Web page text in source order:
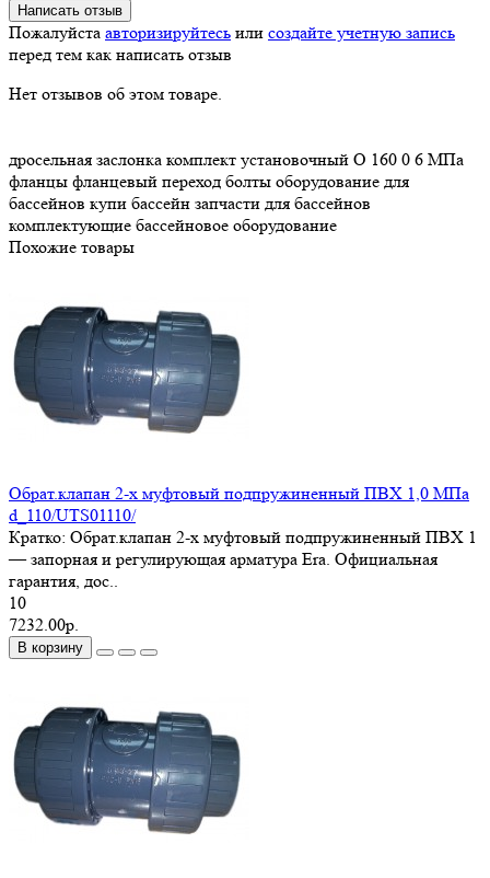
Написать отзыв
Пожалуйста авторизируйтесь или создайте учетную запись
перед тем как написать отзыв
Нет отзывов об этом товаре.
дросельная заслонка комплект установочный O 160 0 6 МПа
фланцы фланцевый переход болты оборудование для
бассейнов купи бассейн запчасти для бассейнов
комплектующие бассейновое оборудование
Похожие товары
Обрат.клапан 2-х муфтовый подпружиненный ПВХ 1,0 МПа
d_110/UTS01110/
Кратко: Обрат.клапан 2-х муфтовый подпружиненный ПВХ 1
— запорная и регулирующая арматура Era. Официальная
гарантия, дос..
10
7232.00р.
В корзину